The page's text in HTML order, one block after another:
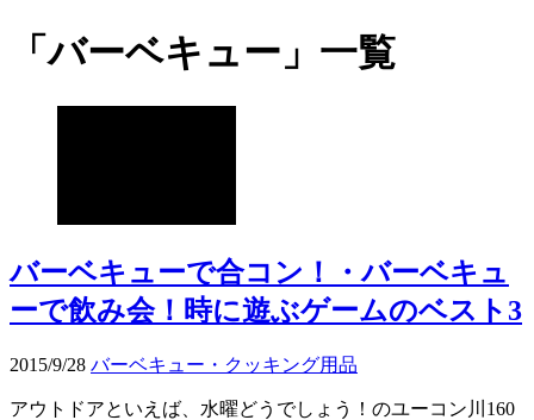
「バーベキュー 」 一覧
バーベキューで合コン！・バーベキュ
ーで飲み会！時に遊ぶゲームのベスト3
2015/9/28 バーベキュー・クッキング用品
アウトドアといえば、水曜どうでしょう！のユーコン川160